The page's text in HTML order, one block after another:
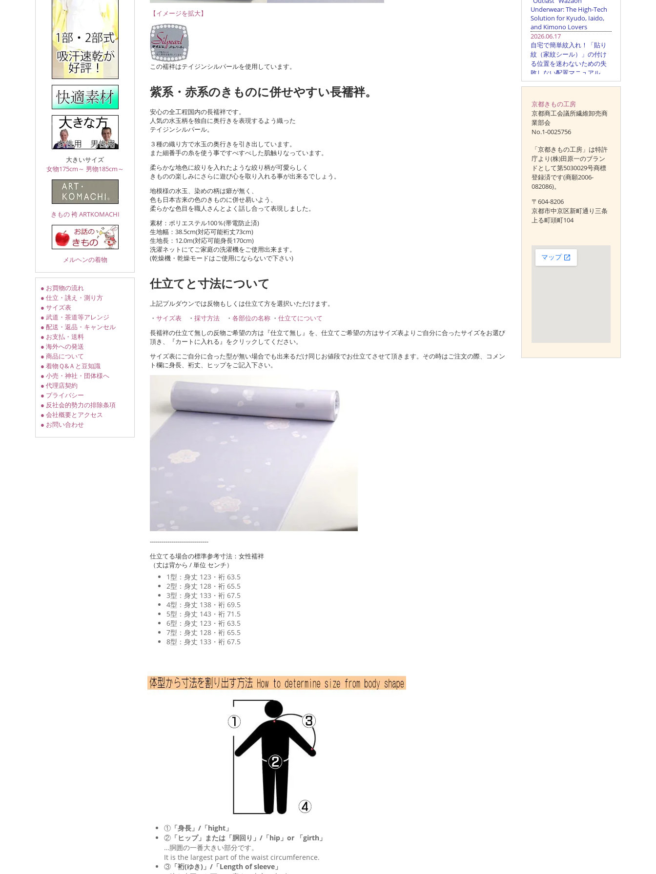
大きいサイズ
女物175cm～ 男物185cm～
きもの 袴 ARTKOMACHI
メルヘンの着物
● お買物の流れ
● 仕立・誂え・測り方
● サイズ表
● 武道・茶道等アレンジ
● 配送・返品・キャンセル
● お支払・送料
● 海外への発送
● 商品について
● 着物Ｑ&Ａと豆知識
● 小売・神社・団体様へ
● 代理店契約
● プライバシー
● 反社会的勢力の排除条項
● 会社概要とアクセス
● お問い合わせ
【イメージを拡大】
この襦袢はテイジンシルパールを使用しています。
紫系・赤系のきものに併せやすい長襦袢。
安心の全工程国内の長襦袢です。
人気の水玉柄を独自に奥行きを表現するよう織った
テイジンシルパール。
３種の織り方で水玉の奥行きを引き出しています。
また細番手の糸を使う事ですべすべした肌触りなっています。
柔らかな地色に絞りを入れたような絞り柄が可愛らしく
きものの楽しみにさらに遊び心を取り入れる事が出来るでしょう。
地模様の水玉、染めの柄は癖が無く、
色も日本古来の色のきものに併せ易いよう、
柔らかな色目を職人さんとよく話し合って表現しました。
素材：ポリエステル100％(帯電防止済)
生地幅：38.5cm(対応可能裄丈73cm)
生地長：12.0m(対応可能身長170cm)
洗濯ネットにてご家庭の洗濯機をご使用出来ます。
(乾燥機・乾燥モードはご使用にならないで下さい)
仕立てと寸法について
上記プルダウンでは反物もしくは仕立て方を選択いただけます。
・ サイズ表・ 採寸方法・ 各部位の名称・ 仕立てについて
長襦袢の仕立て無しの反物ご希望の方は『仕立て無し』を、仕立てご希望の方はサイズ表よりご自分に合ったサイズをお選び
頂き、『カートに入れる』をクリックしてください。
サイズ表にご自分に合った型が無い場合でも出来るだけ同じお値段でお仕立てさせて頂きます。その時はご注文の際、コメン
ト欄に身長、裄丈、ヒップをご記入下さい。
------------------------------
仕立てる場合の標準参考寸法：女性襦袢
（丈は背から / 単位 センチ）
1型：身丈 123・裄 63.5
2型：身丈 128・裄 65.5
3型：身丈 133・裄 67.5
4型：身丈 138・裄 69.5
5型：身丈 143・裄 71.5
6型：身丈 123・裄 63.5
7型：身丈 128・裄 65.5
8型：身丈 133・裄 67.5
①「身長」/「hight」
②「ヒップ」または「胴回り」/「hip」or 「girth」
…胴囲の一番大きい部分です。
It is the largest part of the waist circumference.
③「裄(ゆき)」/「Length of sleeve」
京都きもの工房
京都商工会議所繊維卸売商
業部会
No.1-0025756
「京都きもの工房」は特許
庁より(株)田原一のブラン
ドとして第5030029号商標
登録済です(商願2006-
082086)。
〒604-8206
京都市中京区新町通り三条
上る町頭町104